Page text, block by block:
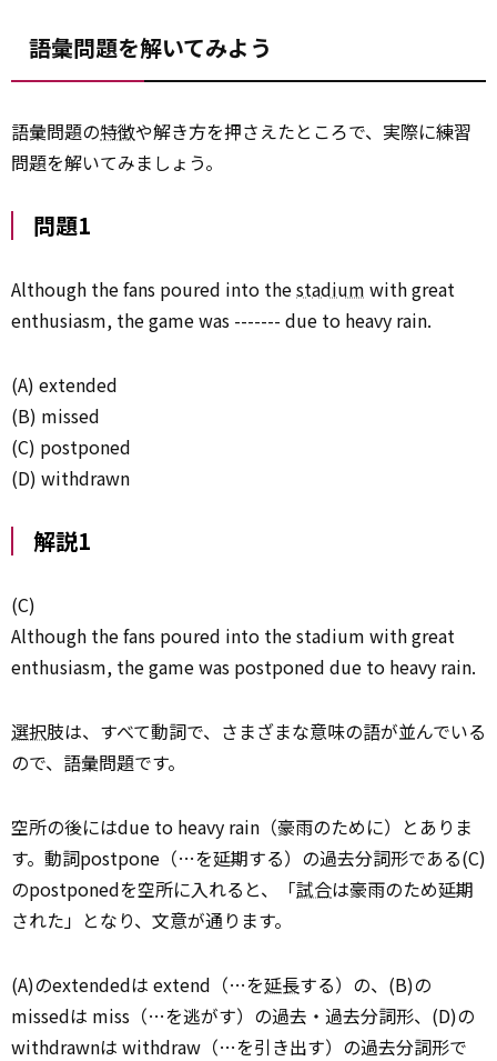
語彙問題を解いてみよう
語彙問題の特徴や解き方を押さえたところで、実際に練習
問題を解いてみましょう。
問題1
Although the fans poured into thestadium with great
enthusiasm, the game was ------- due to heavy rain.
(A) extended
(B) missed
(C) postponed
(D) withdrawn
解説1
(C)
Although the fans poured into the stadium with great
enthusiasm, the game was postponed due to heavy rain.
選択肢は、すべて動詞で、さまざまな意味の語が並んでいる
ので、語彙問題です。
空所の後にはdue to heavy rain（豪雨のために）とありま
す。動詞postpone（…を延期する）の過去分詞形である(C)
のpostponedを空所に入れると、「試合は豪雨のため延期
された」となり、文意が通ります。
(A)のextendedは extend（…を延長する）の、(B)の
missedは miss（…を逃がす）の過去・過去分詞形、(D)の
withdrawnは withdraw（…を引き出す）の過去分詞形で